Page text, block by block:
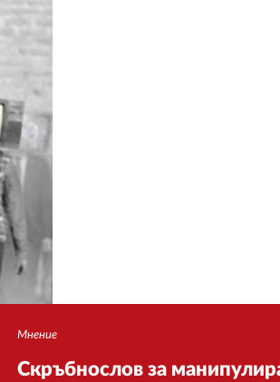
Мнение
Скръбнослов за